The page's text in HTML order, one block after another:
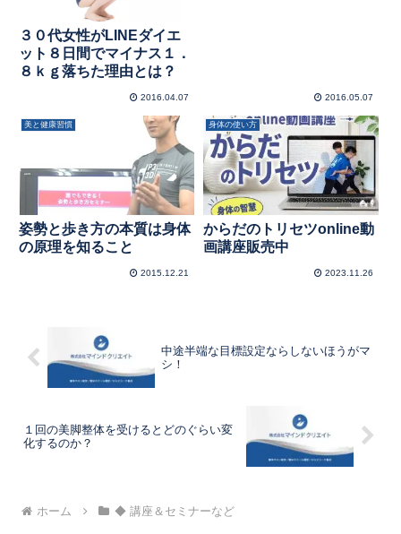
３０代女性がLINEダイエ
ット８日間でマイナス１．
８ｋｇ落ちた理由とは？
2016.04.07 2016.05.07
美と健康習慣
姿勢と歩き方の本質は身体
の原理を知ること
2015.12.21
身体の使い方
からだのトリセツonline動
画講座販売中
2023.11.26
中途半端な目標設定ならしないほうがマ
シ！
１回の美脚整体を受けるとどのぐらい変
化するのか？
ホーム ◆ 講座＆セミナーなど